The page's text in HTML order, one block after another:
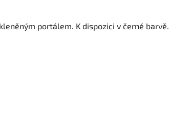
portálem. K dispozici v černé barvě.